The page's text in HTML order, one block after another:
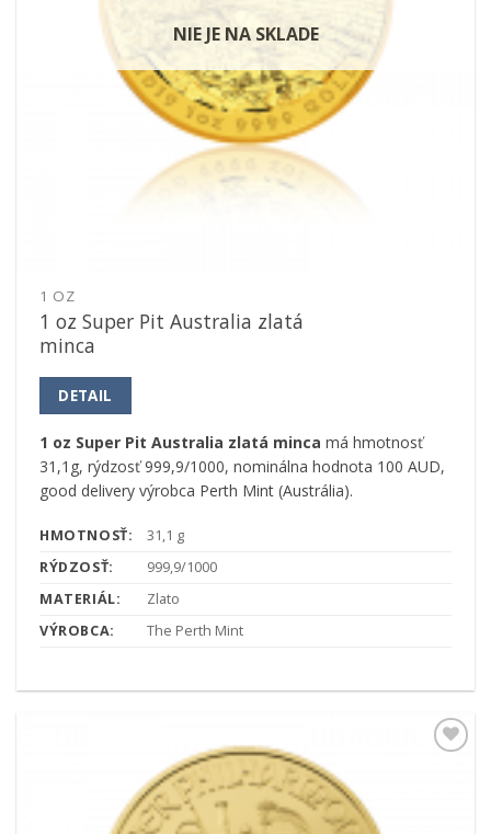
NIE JE NA SKLADE
1 OZ
1 oz Super Pit Australia zlatá
minca
DETAIL
1 oz Super Pit Australia zlatá minca má hmotnosť
31,1g, rýdzosť 999,9/1000, nominálna hodnota 100 AUD,
good delivery výrobca Perth Mint (Austrália).
HMOTNOSŤ:
31,1 g
RÝDZOSŤ:
999,9/1000
MATERIÁL:
Zlato
VÝROBCA:
The Perth Mint